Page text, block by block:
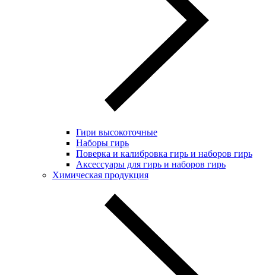
Гири высокоточные
Наборы гирь
Поверка и калибровка гирь и наборов гирь
Аксессуары для гирь и наборов гирь
Химическая продукция